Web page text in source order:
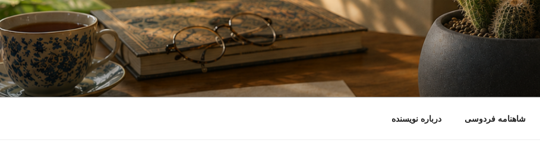
شاهنامه فردوسی درباره نویسنده